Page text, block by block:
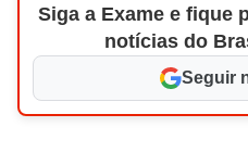
Siga a Exame e fique
notícias do
Seguir